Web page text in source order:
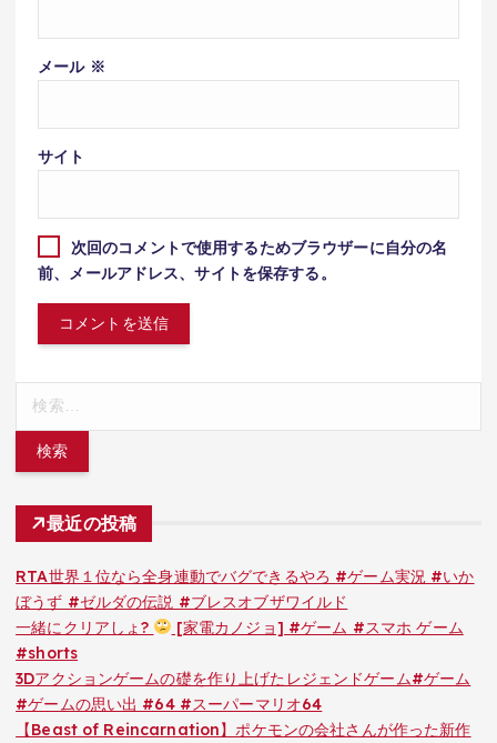
メール ※
サイト
次回のコメントで使用するためブラウザーに自分の名
前、メールアドレス、サイトを保存する。
最近の投稿
RTA世界１位なら全身連動でバグできるやろ #ゲーム実況 #いか
ぼうず #ゼルダの伝説 #ブレスオブザワイルド
一緒にクリアしょ?
[家電カノジョ] #ゲーム #スマホ ゲーム
#shorts
3Dアクションゲームの礎を作り上げたレジェンドゲーム#ゲーム
#ゲームの思い出 #64 #スーパーマリオ64
【Beast of Reincarnation】ポケモンの会社さんが作った新作